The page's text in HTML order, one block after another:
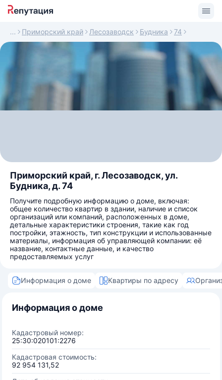
Приморский край Лесозаводск Будника 74
Приморский край, г. Лесозаводск, ул.
Будника, д. 74
Получите подробную информацию о доме, включая:
общее количество квартир в здании, наличие и список
организаций или компаний, расположенных в доме,
детальные характеристики строения, такие как год
постройки, этажность, тип конструкции и использованные
материалы, информация об управляющей компании: её
название, контактные данные, и качество
предоставляемых услуг
Информация о доме Квартиры по адресу
Информация о доме
Кадастровый номер:
25:30:020101:2276
Кадастровая стоимость:
92 954 131,52